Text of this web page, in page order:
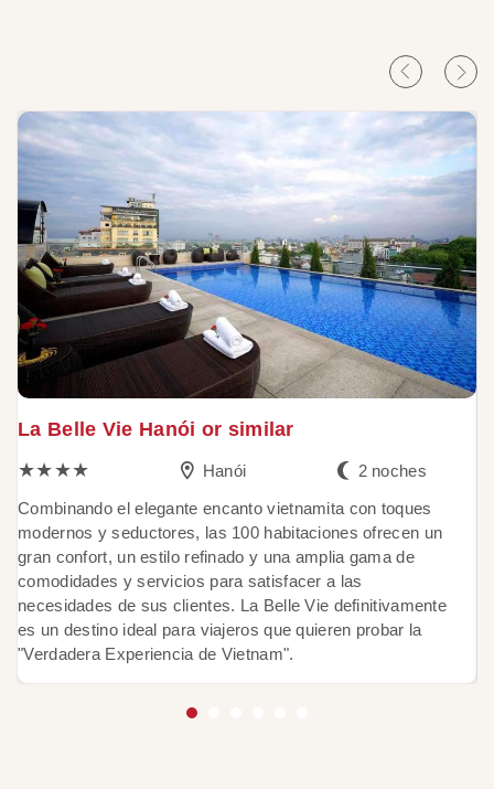
La Belle Vie Hanói or similar
★★★★
Hanói 2 noches
Combinando el elegante encanto vietnamita con toques
modernos y seductores, las 100 habitaciones ofrecen un
gran confort, un estilo refinado y una amplia gama de
comodidades y servicios para satisfacer a las
necesidades de sus clientes. La Belle Vie definitivamente
es un destino ideal para viajeros que quieren probar la
"Verdadera Experiencia de Vietnam".